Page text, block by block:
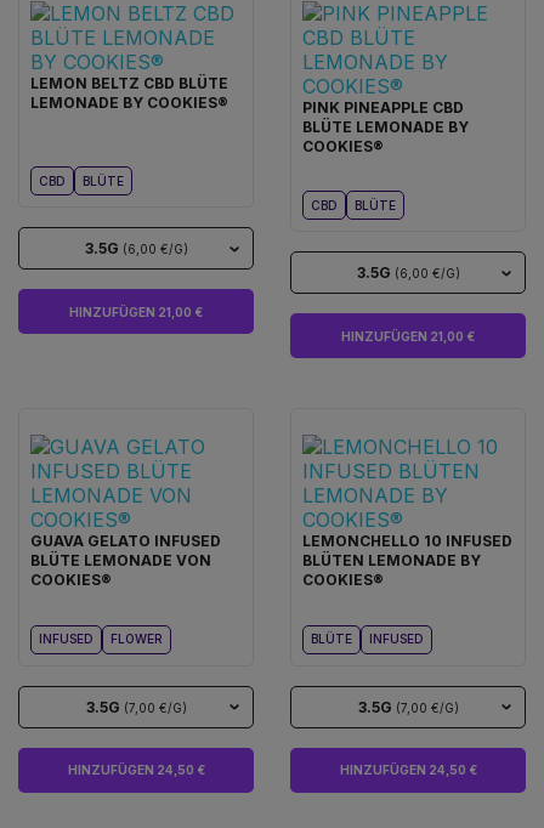
LEMON BELTZ CBD BLÜTE
LEMONADE BY COOKIES®
CBD BLÜTE
3.5G (6,00 €/G)
HINZUFÜGEN 21,00 €
PINK PINEAPPLE CBD
BLÜTE LEMONADE BY
COOKIES®
CBD BLÜTE
3.5G (6,00 €/G)
HINZUFÜGEN 21,00 €
GUAVA GELATO INFUSED
BLÜTE LEMONADE VON
COOKIES®
INFUSED FLOWER
3.5G (7,00 €/G)
HINZUFÜGEN 24,50 €
LEMONCHELLO 10 INFUSED
BLÜTEN LEMONADE BY
COOKIES®
BLÜTE INFUSED
3.5G (7,00 €/G)
HINZUFÜGEN 24,50 €